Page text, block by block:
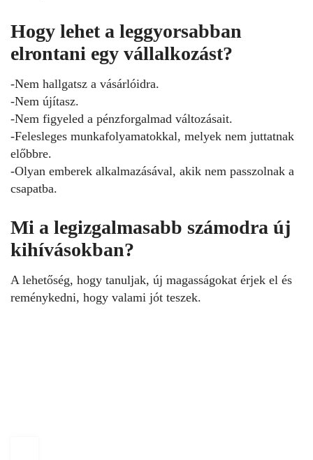
Hogy lehet a leggyorsabban
elrontani egy vállalkozást?
-Nem hallgatsz a vásárlóidra.
-Nem újítasz.
-Nem figyeled a pénzforgalmad változásait.
-Felesleges munkafolyamatokkal, melyek nem juttatnak
előbbre.
-Olyan emberek alkalmazásával, akik nem passzolnak a
csapatba.
Mi a legizgalmasabb számodra új
kihívásokban?
A lehetőség, hogy tanuljak, új magasságokat érjek el és
reménykedni, hogy valami jót teszek.